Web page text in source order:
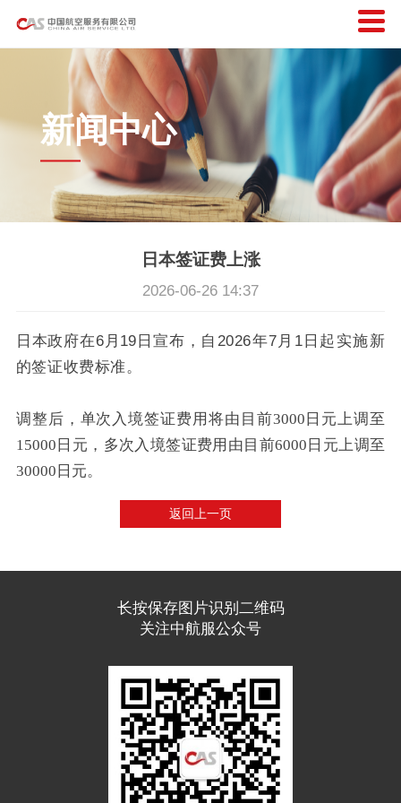
新闻中心
日本签证费上涨
2026-06-26 14:37
日本政府在6月19日宣布， 自2026年7月1日起实施新
的签证收费标准。
调整后， 单次入境签证费用将由目前3000日元上调至
15000日元，多次入境签证费用由目前6000日元上调至
30000日元。
返回上一页
长按保存图片识别二维码
关注中航服公众号